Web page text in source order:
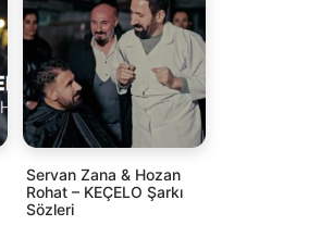
Servan Zana & Hozan
Rohat – KEÇELO Şarkı
Sözleri